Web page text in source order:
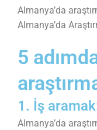
Almanya’da
Almanya’da
5
1. İş
Almanya’da